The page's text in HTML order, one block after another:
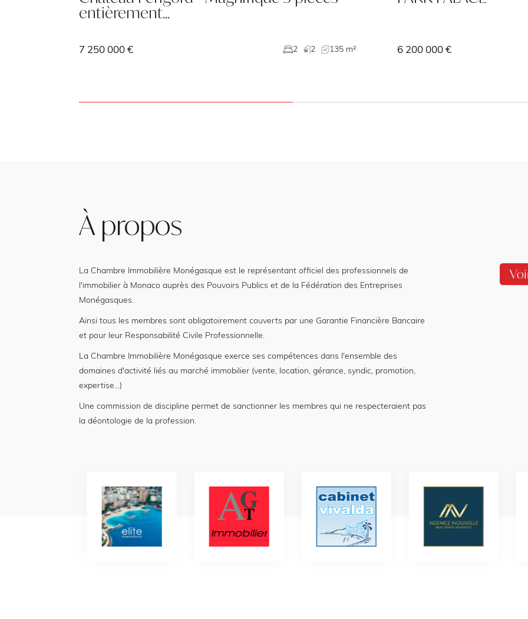
entièrement…
7 250 000 € 2 2 135 m² 6 200 000 €
À propos
La Chambre Immobilière Monégasque est le représentant officiel des professionnels de
l'immobilier à Monaco auprès des Pouvoirs Publics et de la Fédération des Entreprises
Monégasques.
Ainsi tous les membres sont obligatoirement couverts par une Garantie Financière Bancaire
et pour leur Responsabilité Civile Professionnelle.
La Chambre Immobilière Monégasque exerce ses compétences dans l'ensemble des
domaines d'activité liés au marché immobilier (vente, location, gérance, syndic, promotion,
expertise...)
Une commission de discipline permet de sanctionner les membres qui ne respecteraient pas
la déontologie de la profession.